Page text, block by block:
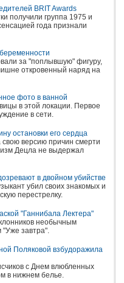
BRIT Awards
получили группа 1975 и
года признали
за "поплывшую" фигуру,
откровенный наряд на
фото в ванной
в этой локации. Первое
в сети.
остановки его сердца
версию причин смерти
Децла не выдержал
в двойном убийстве
убил своих знакомых и
перестрелку.
"Ганнибала Лектера"
необычным
завтра".
Поляковой взбудоражила
с Днем влюбленных
в нижнем белье.